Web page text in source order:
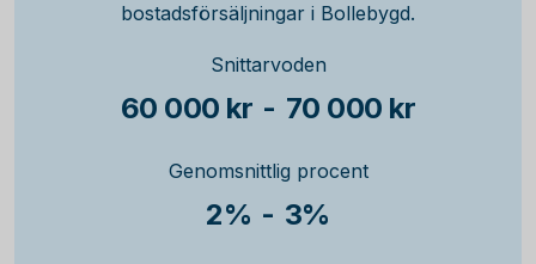
bostadsförsäljningar i Bollebygd.
Snittarvoden
60 000 kr - 70 000 kr
Genomsnittlig procent
2% - 3%